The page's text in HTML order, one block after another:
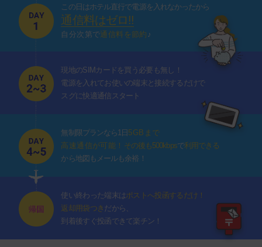
この日はホテル直行で電源を入れなかったから
通信料はゼロ!!
自分次第で通信料を節約 ♪
現地のSIMカードを買う必要も無し！
電源を入れてお使いの端末と接続するだけで
スグに快適通信スタート
無制限プランなら1日 5GBまで
高速通信が可能！ その後も500kbpsで利用できる
から地図もメールも余裕！
使い終わった端末はポストへ投函するだけ！
返却用袋つき だから、
到着後すぐ投函できて楽チン！